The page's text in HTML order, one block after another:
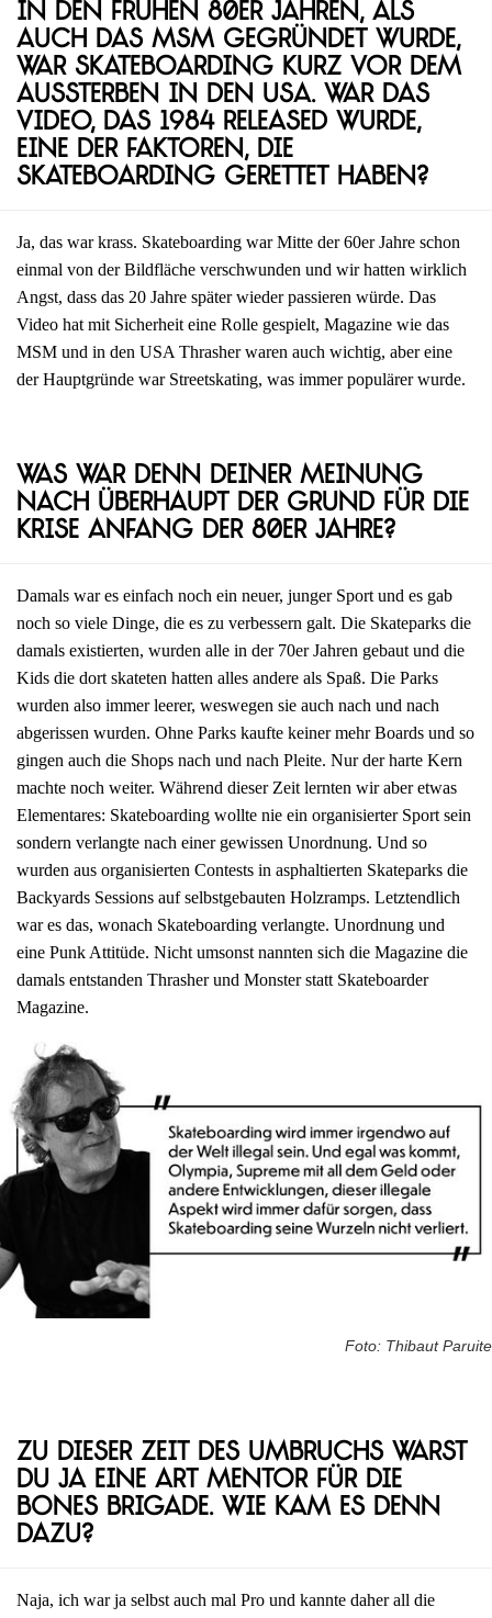
In den frühen 80er Jahren, als
auch das MSM gegründet wurde,
war Skateboarding kurz vor dem
Aussterben in den USA. War das
Video, das 1984 released wurde,
eine der Faktoren, die
Skateboarding gerettet haben?
Ja, das war krass. Skateboarding war Mitte der 60er Jahre schon
einmal von der Bildfläche verschwunden und wir hatten wirklich
Angst, dass das 20 Jahre später wieder passieren würde. Das
Video hat mit Sicherheit eine Rolle gespielt, Magazine wie das
MSM und in den USA Thrasher waren auch wichtig, aber eine
der Hauptgründe war Streetskating, was immer populärer wurde.
Was war denn deiner Meinung
nach überhaupt der Grund für die
Krise Anfang der 80er Jahre?
Damals war es einfach noch ein neuer, junger Sport und es gab
noch so viele Dinge, die es zu verbessern galt. Die Skateparks die
damals existierten, wurden alle in der 70er Jahren gebaut und die
Kids die dort skateten hatten alles andere als Spaß. Die Parks
wurden also immer leerer, weswegen sie auch nach und nach
abgerissen wurden. Ohne Parks kaufte keiner mehr Boards und so
gingen auch die Shops nach und nach Pleite. Nur der harte Kern
machte noch weiter. Während dieser Zeit lernten wir aber etwas
Elementares: Skateboarding wollte nie ein organisierter Sport sein
sondern verlangte nach einer gewissen Unordnung. Und so
wurden aus organisierten Contests in asphaltierten Skateparks die
Backyards Sessions auf selbstgebauten Holzramps. Letztendlich
war es das, wonach Skateboarding verlangte. Unordnung und
eine Punk Attitüde. Nicht umsonst nannten sich die Magazine die
damals entstanden Thrasher und Monster statt Skateboarder
Magazine.
Foto: Thibaut Paruite
Zu dieser Zeit des Umbruchs warst
du ja eine Art Mentor für die
Bones Brigade. Wie kam es denn
dazu?
Naja, ich war ja selbst auch mal Pro und kannte daher all die